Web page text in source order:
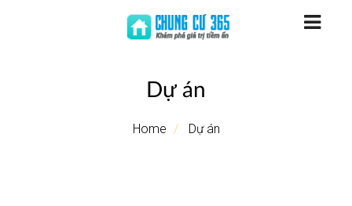
Dự án
Home Dự án